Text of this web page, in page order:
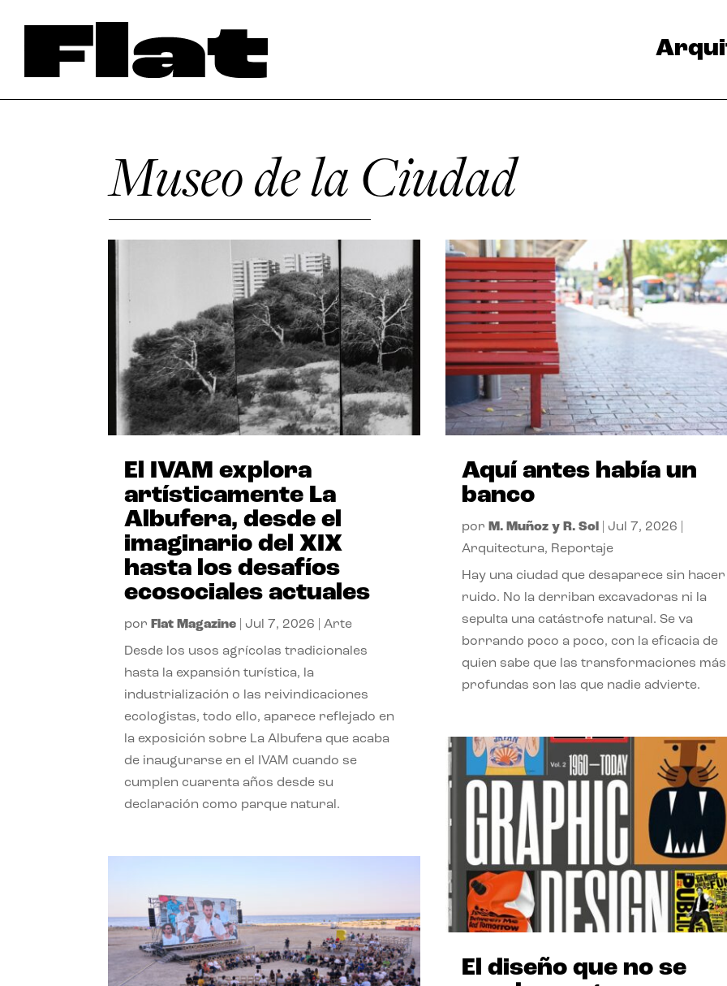
Museo de la Ciudad
El IVAM explora
artísticamente La
Albufera, desde el
imaginario del XIX
hasta los desafíos
ecosociales actuales
por Flat Magazine Jul 7, 2026 |Arte
Desde los usos agrícolas tradicionales
hasta la expansión turística, la
industrialización o las reivindicaciones
ecologistas, todo ello, aparece reflejado en
la exposición sobre La Albufera que acaba
de inaugurarse en el IVAM cuando se
cumplen cuarenta años desde su
declaración como parque natural.
Aquí antes había un
banco
por M. Muñoz y R. Sol Jul 7, 2026
Arquitectura, Reportaje
Hay una ciudad que desaparece sin hacer
ruido. No la derriban excavadoras ni la
sepulta una catástrofe natural. Se va
borrando poco a poco, con la eficacia de
quien sabe que las transformaciones más
profundas son las que nadie advierte.
El diseño que no se